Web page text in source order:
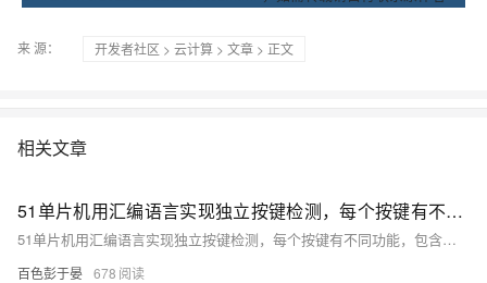
来 源： 开发者社区 > 云计算 > 文章 > 正文
相关文章
51单片机用汇编语言实现独立按键检测，每个按键有不同功能，包含按键消抖程序
51单片机用汇编语言实现独立按键检测，每个按键有不同功能，包含按键消抖程序
百色彭于晏 678